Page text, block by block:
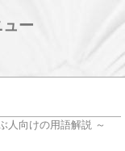
ュー
人向けの用語解説 ～